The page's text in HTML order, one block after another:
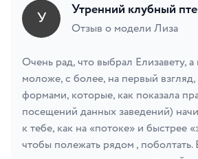
Очень рад, что выбрал Елизавету,
моложе, с более, на первый
формами, которые, как показала
посещений данных заведений)
к тебе, как на «потоке» и быстрее
чтобы полежать рядом , поболтать.
У Утренний клубный
Отзыв о модели Лиза